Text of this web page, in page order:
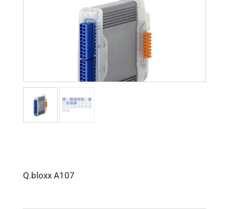
Q.bloxx A107